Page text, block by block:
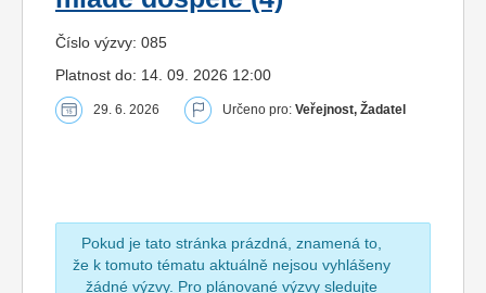
Číslo výzvy: 085
Platnost do: 14. 09. 2026 12:00
29. 6. 2026 Určeno pro: Veřejnost, Žadatel
Pokud je tato stránka prázdná, znamená to,
že k tomuto tématu aktuálně nejsou vyhlášeny
žádné výzvy. Pro plánované výzvy sledujte